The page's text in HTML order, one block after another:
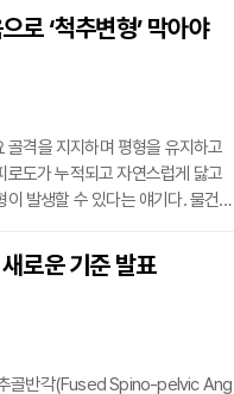
폰을 사용할 때 자연스럽게 머리
주된 원인이 된다. 이러한 자세
로 ‘척추변형’ 막아야
골격을 지지하며 평형을 유지하고
로도가 누적되고 자연스럽게 닳고
발생할 수 있다는 얘기다. 물건을
있을 정도다. 신명훈 가톨릭대
의 모래성과 같아서 방치하면 하
로운 기준 발표
추골반각(Fused Spino-pelvic Ang